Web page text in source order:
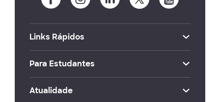
Links Rápidos
Para Estudantes
Atualidade